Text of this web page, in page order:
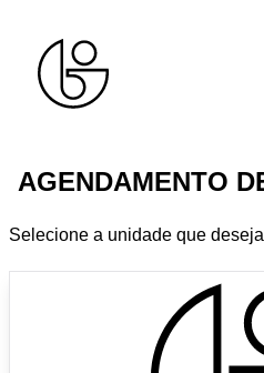
AGENDAMENTO
Selecione a unidade que